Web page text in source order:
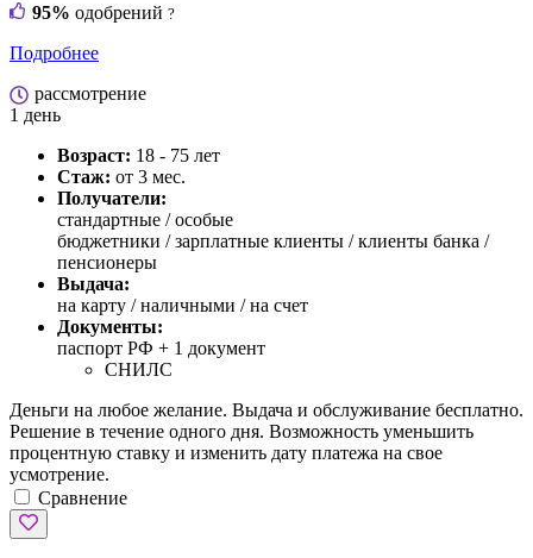
95% одобрений ?
Подробнее
рассмотрение
1 день
Возраст: 18 - 75 лет
Стаж: от 3 мес.
Получатели:
стандартные /особые
бюджетники / зарплатные клиенты / клиенты банка /
пенсионеры
Выдача:
на карту / наличными / на счет
Документы:
паспорт РФ + 1 документ
СНИЛС
Деньги на любое желание. Выдача и обслуживание бесплатно.
Решение в течение одного дня. Возможность уменьшить
процентную ставку и изменить дату платежа на свое
усмотрение.
Сравнение